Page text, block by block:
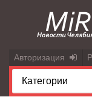
Авторизация